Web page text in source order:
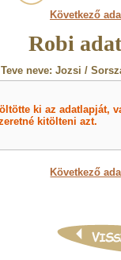
Következő
Robi
Teve neve: Jozsi /
ki az adatlapját,
kitölteni azt.
Következő